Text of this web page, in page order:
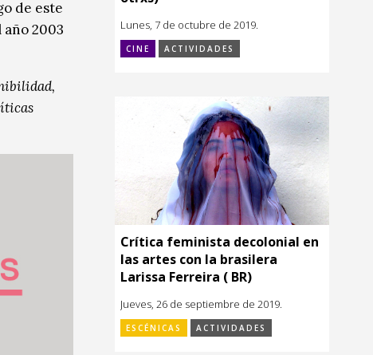
de este
2003
Lunes, 7 de octubre de 2019.
CINE ACTIVIDADES
Crítica feminista decolonial en
las artes con la brasilera
Larissa Ferreira ( BR)
Jueves, 26 de septiembre de 2019.
ESCÉNICAS ACTIVIDADES